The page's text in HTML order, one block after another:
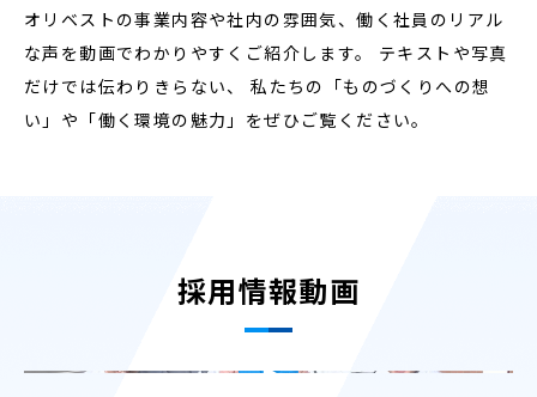
オリベストの事業内容や社内の雰囲気、働く社員のリアル
な声を動画でわかりやすくご紹介します。
テキストや写真
だけでは伝わりきらない、
私たちの「ものづくりへの想
い」や「働く環境の魅力」をぜひご覧ください。
採用情報動画